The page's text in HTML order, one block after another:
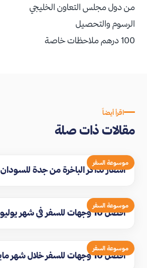
من دول مجلس التعاون الخليجي
الرسوم والتحصيل
100 درهم ملاحظات خاصة
اقرأ أيضاً
مقالات ذات صلة
موسوعة السفر
اسعار تذاكر الباخرة من جدة للسودان
موسوعة السفر
افضل 10 وجهات للسفر في شهر يوليو
موسوعة السفر
افضل 10 وجهات للسفر خلال شهر مايو